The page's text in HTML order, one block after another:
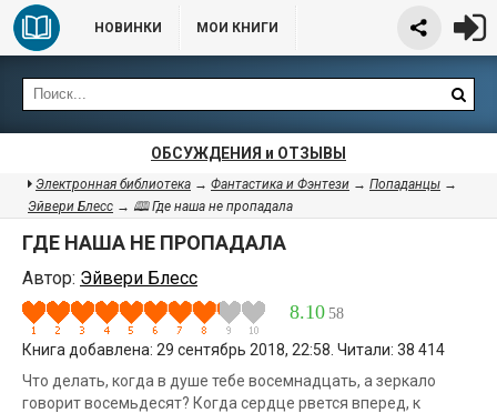
НОВИНКИ МОИ КНИГИ
ОБСУЖДЕНИЯ и ОТЗЫВЫ
Электронная библиотека → Фантастика и Фэнтези → Попаданцы →
Эйвери Блесс → 🕮 Где наша не пропадала
ГДЕ НАША НЕ ПРОПАДАЛА
Автор: Эйвери Блесс
8.10 58
Книга добавлена: 29 сентябрь 2018, 22:58. Читали: 38 414
Что делать, когда в душе тебе восемнадцать, а зеркало
говорит восемьдесят? Когда сердце рвется вперед, к